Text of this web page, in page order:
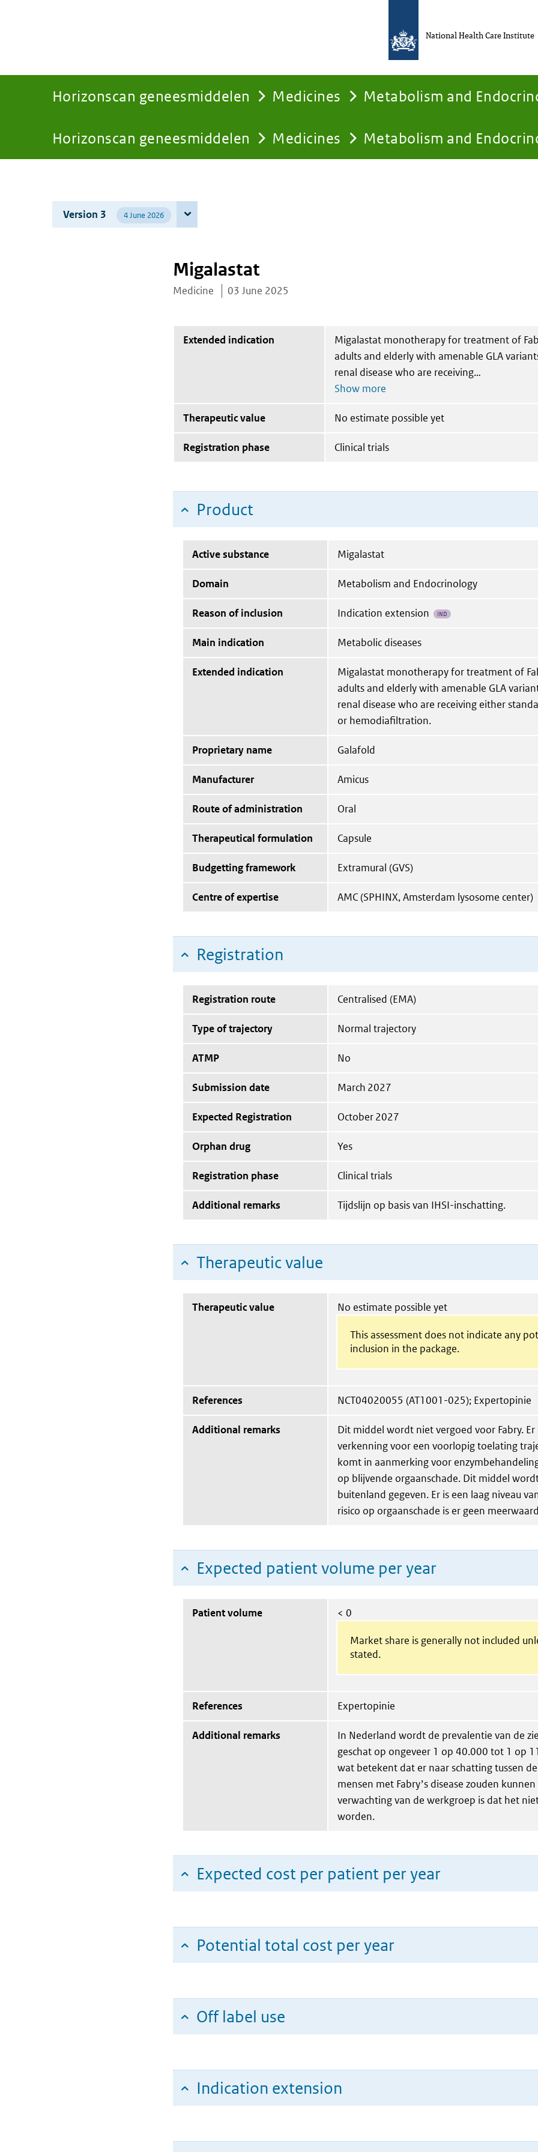
Horizonscan geneesmiddelen Medicines Metabolism and
You
here:
Horizonscan geneesmiddelen Medicines Metabolism and
National Health Care Institute
Version 3 4 June 2026
Migalastat
Medicine 03 June 2025
Extended indication
Migalastat monotherapy for treatment of
adults and elderly with amenable GLA
renal disease who are receiving
Therapeutic value No estimate possible yet
Registration phase Clinical trials
Product
Active substance Migalastat
Domain Metabolism and Endocrinology
Reason of inclusion Indication extension IND
Main indication Metabolic diseases
Extended indication
Migalastat monotherapy for treatment of
adults and elderly with amenable GLA
renal disease who are receiving either
or hemodiafiltration.
Proprietary name Galafold
Manufacturer Amicus
Route of administration Oral
Therapeutical formulation Capsule
Budgetting framework Extramural (GVS)
Centre of expertise AMC (SPHINX, Amsterdam lysosome center)
Registration
Registration route Centralised (EMA)
Type of trajectory Normal trajectory
ATMP No
Submission date March 2027
Expected Registration October 2027
Orphan drug Yes
Registration phase Clinical trials
Additional remarks Tijdslijn op basis van IHSI-inschatting.
Therapeutic value
Therapeutic value No estimate possible yet
This assessment does not indicate any
inclusion in the package.
References NCT04020055 (AT1001-025); Expertopinie
Additional remarks
Dit middel wordt niet vergoed voor Fabry.
verkenning voor een voorlopig toelating
komt in aanmerking voor
op blijvende orgaanschade. Dit middel
buitenland gegeven. Er is een laag niveau
risico op orgaanschade is er geen
Expected patient volume per year
Patient volume < 0
Market share is generally not included
stated.
References Expertopinie
Additional remarks
In Nederland wordt de prevalentie van de
geschat op ongeveer 1 op 40.000 tot 1 op
wat betekent dat er naar schatting tussen
mensen met Fabryʼs disease zouden kunnen
verwachting van de werkgroep is dat het
worden.
Expected cost per patient per year
Potential total cost per year
Off label use
Indication extension